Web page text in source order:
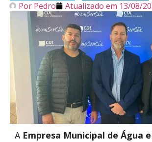
Por Pedro Atualizado em 13/08/
A Empresa Municipal de Água e